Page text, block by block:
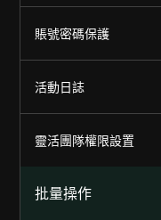
賬號密碼保護
活動日誌
靈活團隊權限設置
批量操作